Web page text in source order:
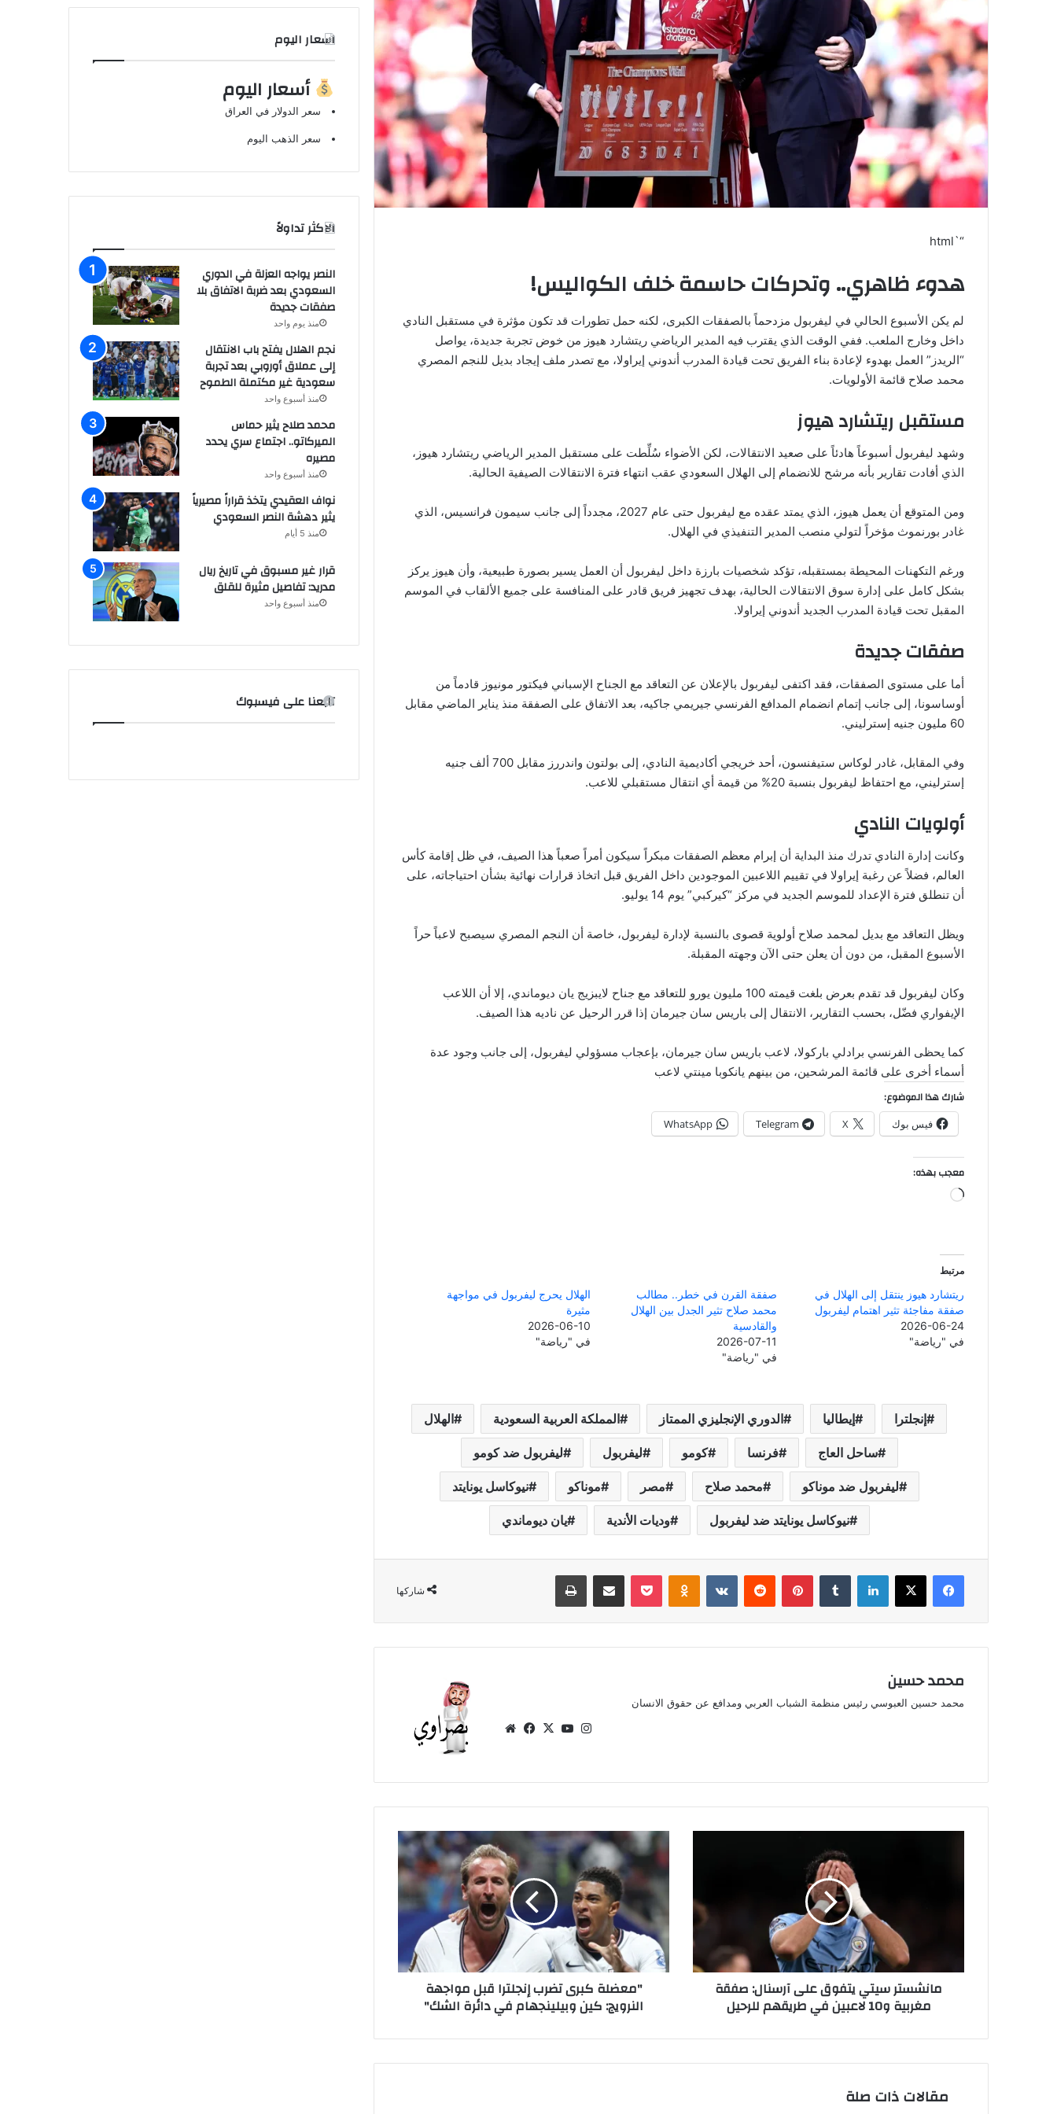
“`html
هدوء ظاهري.. وتحركات حاسمة خلف الكواليس!
لم يكن الأسبوع الحالي في ليفربول مزدحماً بالصفقات الكبرى، لكنه حمل تطورات قد تكون مؤثرة في مستقبل النادي
داخل وخارج الملعب. ففي الوقت الذي يقترب فيه المدير الرياضي ريتشارد هيوز من خوض تجربة جديدة، يواصل
“الريدز” العمل بهدوء لإعادة بناء الفريق تحت قيادة المدرب أندوني إيراولا، مع تصدر ملف إيجاد بديل للنجم المصري
محمد صلاح قائمة الأولويات.
مستقبل ريتشارد هيوز
وشهد ليفربول أسبوعاً هادئاً على صعيد الانتقالات، لكن الأضواء سُلِّطت على مستقبل المدير الرياضي ريتشارد هيوز،
الذي أفادت تقارير بأنه مرشح للانضمام إلى الهلال السعودي عقب انتهاء فترة الانتقالات الصيفية الحالية.
ومن المتوقع أن يعمل هيوز، الذي يمتد عقده مع ليفربول حتى عام 2027، مجدداً إلى جانب سيمون فرانسيس، الذي
غادر بورنموث مؤخراً لتولي منصب المدير التنفيذي في الهلال.
ورغم التكهنات المحيطة بمستقبله، تؤكد شخصيات بارزة داخل ليفربول أن العمل يسير بصورة طبيعية، وأن هيوز يركز
بشكل كامل على إدارة سوق الانتقالات الحالية، بهدف تجهيز فريق قادر على المنافسة على جميع الألقاب في الموسم
المقبل تحت قيادة المدرب الجديد أندوني إيراولا.
صفقات جديدة
أما على مستوى الصفقات، فقد اكتفى ليفربول بالإعلان عن التعاقد مع الجناح الإسباني فيكتور مونيوز قادماً من
أوساسونا، إلى جانب إتمام انضمام المدافع الفرنسي جيريمي جاكيه، بعد الاتفاق على الصفقة منذ يناير الماضي مقابل
60 مليون جنيه إسترليني.
وفي المقابل، غادر لوكاس ستيفنسون، أحد خريجي أكاديمية النادي، إلى بولتون واندررز مقابل 700 ألف جنيه
إسترليني، مع احتفاظ ليفربول بنسبة 20% من قيمة أي انتقال مستقبلي للاعب.
أولويات النادي
وكانت إدارة النادي تدرك منذ البداية أن إبرام معظم الصفقات مبكراً سيكون أمراً صعباً هذا الصيف، في ظل إقامة كأس
العالم، فضلاً عن رغبة إيراولا في تقييم اللاعبين الموجودين داخل الفريق قبل اتخاذ قرارات نهائية بشأن احتياجاته، على
أن تنطلق فترة الإعداد للموسم الجديد في مركز “كيركبي” يوم 14 يوليو.
ويظل التعاقد مع بديل لمحمد صلاح أولوية قصوى بالنسبة لإدارة ليفربول، خاصة أن النجم المصري سيصبح لاعباً حراً
الأسبوع المقبل، من دون أن يعلن حتى الآن وجهته المقبلة.
وكان ليفربول قد تقدم بعرض بلغت قيمته 100 مليون يورو للتعاقد مع جناح لايبزيج يان ديوماندي، إلا أن اللاعب
الإيفواري فضّل، بحسب التقارير، الانتقال إلى باريس سان جيرمان إذا قرر الرحيل عن ناديه هذا الصيف.
كما يحظى الفرنسي برادلي باركولا، لاعب باريس سان جيرمان، بإعجاب مسؤولي ليفربول، إلى جانب وجود عدة
أسماء أخرى على قائمة المرشحين، من بينهم يانكوبا مينتي لاعب
شارك هذا الموضوع:
فيس بوك X
Telegram
WhatsApp
معجب بهذه:
جاري
مرتبط
ريتشارد هيوز ينتقل إلى الهلال في
صفقة مفاجئة تثير اهتمام ليفربول
2026-06-24
في "رياضة"
صفقة القرن في خطر.. مطالب
محمد صلاح تثير الجدل بين الهلال
والقادسية
2026-07-11
في "رياضة"
الهلال يحرج ليفربول في مواجهة
مثيرة
2026-06-10
في "رياضة"
إنجلترا إيطاليا الدوري الإنجليزي الممتاز المملكة العربية السعودية الهلال
ساحل العاج فرنسا كومو ليفربول ليفربول ضد كومو
ليفربول ضد موناكو محمد صلاح مصر موناكو نيوكاسل يونايتد
نيوكاسل يونايتد ضد ليفربول وديات الأندية يان ديوماندي
شاركها
فيسبوك ‫X لينكدإن بينتيريست Odnoklassniki
‫Pocket مشاركة عبر البريد طباعة
محمد حسين
محمد حسين العبوسي رئيس منظمة الشباب العربي ومدافع عن حقوق الانسان
فيسبوك ‫X
‫YouTubeانستقرام
"معضلة
كبرى
تضرب
إنجلترا
مواجهة
النرويج:
كين
وبيلينجهام
"معضلة كبرى تضرب إنجلترا قبل مواجهة
النرويج: كين وبيلينجهام في دائرة الشك"
لاعبين
مانشستر سيتي يتفوق على آرسنال: صفقة
مغربية و10 لاعبين في طريقهم للرحيل
مقالات ذات صلة
اسعار اليوم
أسعار اليوم
سعر الدولار في العراق
سعر الذهب اليوم
الاكثر تداولاً
النصر يواجه العزلة في الدوري
السعودي بعد ضربة الاتفاق بلا
صفقات جديدة
منذ يوم واحد
نجم الهلال يفتح باب الانتقال
إلى عملاق أوروبي بعد تجربة
سعودية غير مكتملة الطموح
منذ أسبوع واحد
محمد صلاح يثير حماس
الميركاتو.. اجتماع سري يحدد
مصيره
منذ أسبوع واحد
نواف العقيدي يتخذ قراراً مصيرياً
يثير دهشة النصر السعودي
منذ 5 أيام
قرار غير مسبوق في تاريخ ريال
مدريد: تفاصيل مثيرة للقلق
منذ أسبوع واحد
تابعنا على فيسبوك